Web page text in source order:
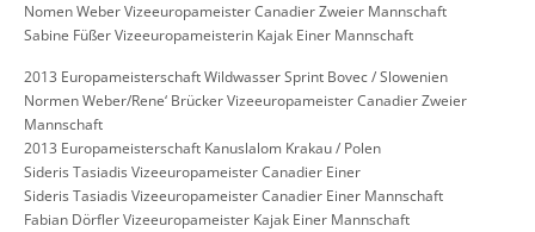
Nomen Weber Vizeeuropameister Canadier Zweier Mannschaft
Sabine Füßer Vizeeuropameisterin Kajak Einer Mannschaft
2013 Europameisterschaft Wildwasser Sprint Bovec / Slowenien
Normen Weber/Rene‘ Brücker Vizeeuropameister Canadier Zweier
Mannschaft
2013 Europameisterschaft Kanuslalom Krakau / Polen
Sideris Tasiadis Vizeeuropameister Canadier Einer
Sideris Tasiadis Vizeeuropameister Canadier Einer Mannschaft
Fabian Dörfler Vizeeuropameister Kajak Einer Mannschaft